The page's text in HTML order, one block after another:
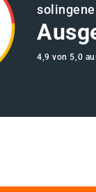
4,9 von 5,0